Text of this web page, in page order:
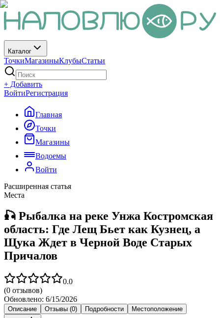
Каталог
ТочкиМагазиныКлубыСтатьи
+ Добавить
ВойтиРегистрация
Главная
Точки
Магазины
Водоемы
Войти
Расширенная статья
Места
🎣 Рыбалка на реке Унжа Костромская
область: Где Лещ Бьет как Кузнец, а
Щука Ждет в Черной Воде Старых
Причалов
0.0
(0 отзывов)
Обновлено: 6/15/2026
Описание Отзывы (0) Подробности Местоположение